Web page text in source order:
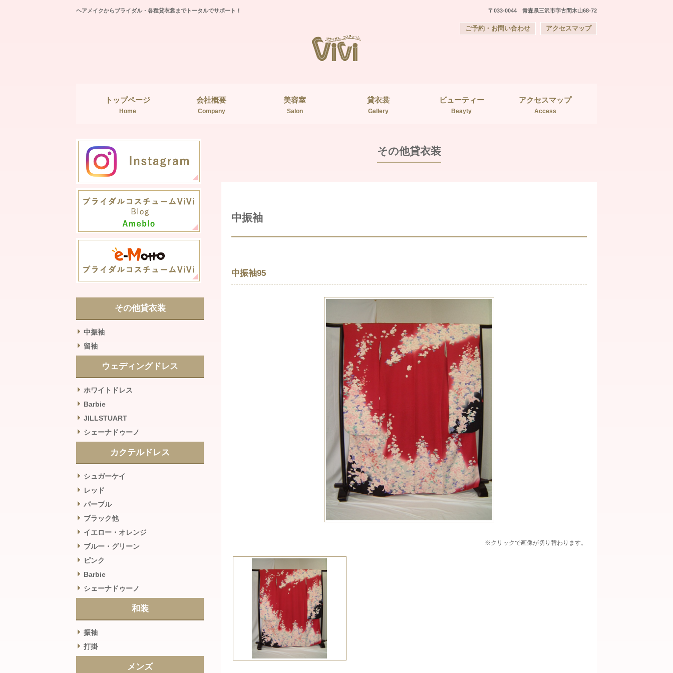
ヘアメイクからブライダル・各種貸衣裳までトータルでサポート！ 〒033-0044 青森県三沢市字古間木山68-72
ご予約・お問い合わせ アクセスマップ
トップページ
Home
会社概要
Company
美容室
Salon
貸衣裳
Gallery
ビューティー
Beayty
アクセスマップ
Access
その他貸衣装
中振袖
中振袖95
※クリックで画像が切り替わります。
その他貸衣装
中振袖
留袖
ウェディングドレス
ホワイトドレス
Barbie
JILLSTUART
シェーナドゥーノ
カクテルドレス
シュガーケイ
レッド
パープル
ブラック他
イエロー・オレンジ
ブルー・グリーン
ピンク
Barbie
シェーナドゥーノ
和装
振袖
打掛
メンズ